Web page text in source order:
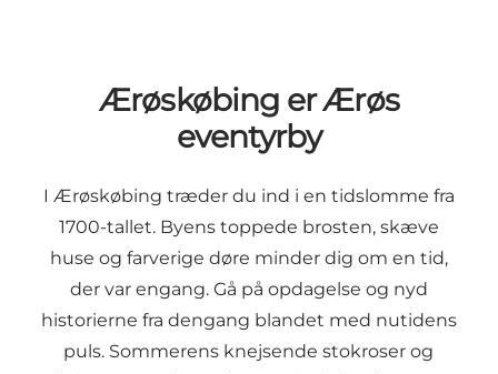
Ærøskøbing er Ærøs
eventyrby
I Ærøskøbing træder du ind i en tidslomme fra
1700-tallet. Byens toppede brosten, skæve
huse og farverige døre minder dig om en tid,
der var engang. Gå på opdagelse og nyd
historierne fra dengang blandet med nutidens
puls. Sommerens knejsende stokroser og